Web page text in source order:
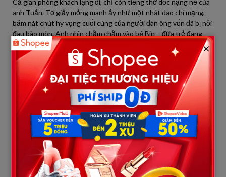
Cả gian phòng khách lặng đi, chỉ còn tiếng thở dốc nặng nề của
anh Tuấn. Tờ giấy mỏng manh ấy như một nhát dao chí mạng,
băm nát chút hy vọng cuối cùng của người đàn ông vốn đã bị nỗi
đau bào mòn. Anh nhìn chằm chằm vào bé Bin – đứa trẻ đang
ngơ ngác ôm con gấu bông sứt tai, hoàn toàn không biết rằng
thế giới của mình vừa sụp đổ.
Mẹ tôi run rẩy, giọng bà lạc đi vì cay đắng: “Nó lừa cả nhà mình.
Thằng Tuấn làm lụng bán sống bán chết, chắt chiu từng đồng
mua sữa cho con người ta. Giờ mẹ nó đi rồi, nhà mình không thể
nuôi thêm một cái ‘nợ đời’ này nữa.”
Cuộc họp gia đình diễn ra chóng vánh trong sự phẫn nộ. Anh
Tuấn không nói một lời, anh đứng dậy, đấm mạnh vào tường rồi
bỏ ra sân ngồi bất động. Bà nội và các cô chú quyết định rất
nhanh: Phải đưa thằng bé đi. Trại mồ côi hay gửi vào chùa, đâu
cũng được, miễn là nó biến mất khỏi ngôi nhà này để xóa sạch
×